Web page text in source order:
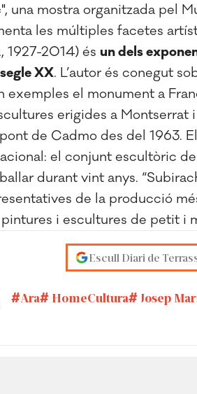
", una mostra organitzada pel
les múltiples facetes
1927-2014) és un dels
XX. L’autor és conegut
exemples el monument a
erigides a Montserrat
de Cadmo des del 1963.
el conjunt escultòric de
durant vint anys.
de la producció
pintures i escultures de petit i
Escull Diari de
Ara HomeCultura Josep